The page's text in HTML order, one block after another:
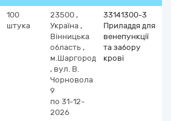
100
штука
23500 ,
Україна ,
Вінницька
область ,
м.Шаргород
, вул. В.
Чорновола
9
по 31-12-
2026
33141300-3
Приладдя для
венепункції
та забору
крові